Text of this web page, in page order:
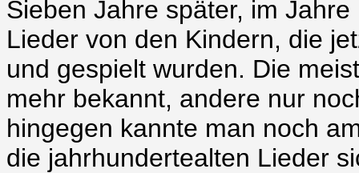
Sieben Jahre später, im
Lieder von den Kindern, die
und gespielt wurden. Die
mehr bekannt, andere nur
hingegen kannte man noch
die jahrhundertealten Lieder